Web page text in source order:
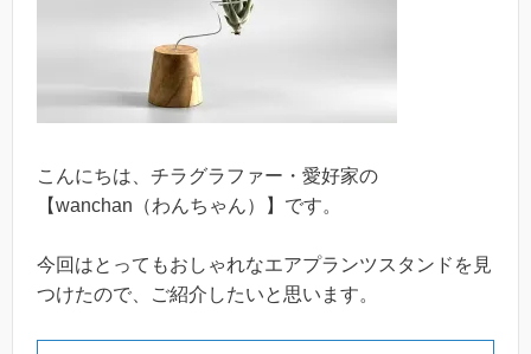
こんにちは、チラグラファー・愛好家の
【wanchan（わんちゃん）】です。
今回はとってもおしゃれなエアプランツスタンドを見
つけたので、ご紹介したいと思います。